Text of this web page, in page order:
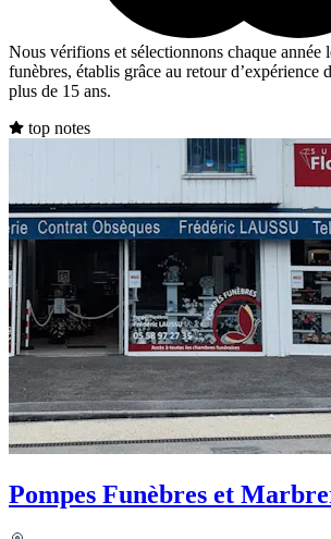
Nous vérifions et sélectionnons chaque année
funèbres, établis grâce au retour d’expérience
plus de 15 ans.
top notes
Pompes Funèbres et